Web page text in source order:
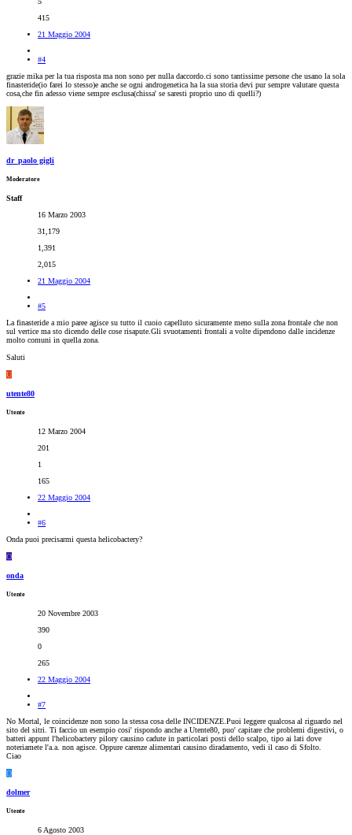
415
21 Maggio 2004
#4
grazie mika per la tua risposta ma non sono per nulla daccordo.ci sono tantissime persone che usano la sola
finasteride(io farei lo stesso)e anche se ogni androgenetica ha la sua storia devi pur sempre valutare questa
cosa,che fin adesso viene sempre esclusa(chissa' se saresti proprio uno di quelli?)
dr_paolo gigli
Moderatore
Staff
16 Marzo 2003
31,179
1,391
2,015
21 Maggio 2004
#5
La finasteride a mio paree agisce su tutto il cuoio capelluto sicuramente meno sulla zona frontale che non
sul vertice ma sto dicendo delle cose risapute.Gli svuotamenti frontali a volte dipendono dalle incidenze
molto comuni in quella zona.
Saluti
U
utente80
Utente
12 Marzo 2004
201
1
165
22 Maggio 2004
#6
Onda puoi precisarmi questa helicobactery?
O
onda
Utente
20 Novembre 2003
390
0
265
22 Maggio 2004
#7
No Mortal, le coincidenze non sono la stessa cosa delle INCIDENZE.Puoi leggere qualcosa al riguardo nel
sito del sitri. Ti faccio un esempio cosi' rispondo anche a Utente80, puo' capitare che problemi digestivi, o
batteri appunt l'helicobactery pilory causino cadute in particolari posti dello scalpo, tipo ai lati dove
noteriamete l'a.a. non agisce. Oppure carenze alimentari causino diradamento, vedi il caso di Sfolto.
Ciao
D
dolmer
Utente
6 Agosto 2003